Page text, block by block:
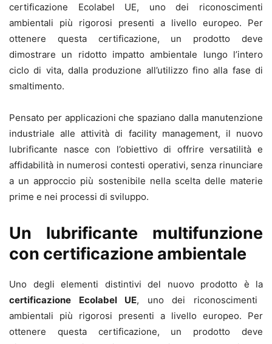
certificazione Ecolabel UE, uno dei riconoscimenti
ambientali più rigorosi presenti a livello europeo. Per
ottenere questa certificazione, un prodotto deve
dimostrare un ridotto impatto ambientale lungo l’intero
ciclo di vita, dalla produzione all’utilizzo fino alla fase di
smaltimento.
Pensato per applicazioni che spaziano dalla manutenzione
industriale alle attività di facility management, il nuovo
lubrificante nasce con l’obiettivo di offrire versatilità e
affidabilità in numerosi contesti operativi, senza rinunciare
a un approccio più sostenibile nella scelta delle materie
prime e nei processi di sviluppo.
Un lubrificante multifunzione
con certificazione ambientale
Uno degli elementi distintivi del nuovo prodotto è la
certificazione Ecolabel UE, uno dei riconoscimenti
ambientali più rigorosi presenti a livello europeo. Per
ottenere questa certificazione, un prodotto deve